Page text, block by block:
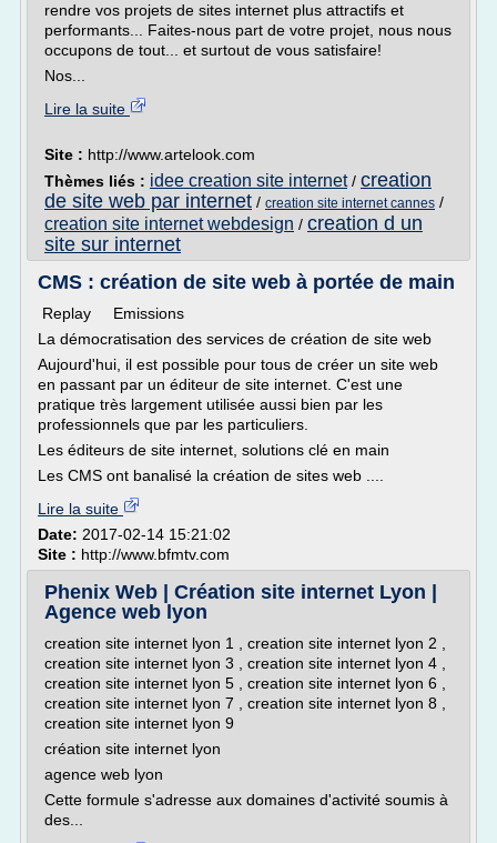
rendre vos projets de sites internet plus attractifs et
performants... Faites-nous part de votre projet, nous nous
occupons de tout... et surtout de vous satisfaire!
Nos...
Lire la suite
Site : http://www.artelook.com
Thèmes liés : idee creation site internet/ creation
de site web par internet / creation site internet cannes /
creation site internet webdesign / creation d un
site sur internet
CMS : création de site web à portée de main
Replay Emissions
La démocratisation des services de création de site web
Aujourd'hui, il est possible pour tous de créer un site web
en passant par un éditeur de site internet. C'est une
pratique très largement utilisée aussi bien par les
professionnels que par les particuliers.
Les éditeurs de site internet, solutions clé en main
Les CMS ont banalisé la création de sites web ....
Lire la suite
Date: 2017-02-14 15:21:02
Site : http://www.bfmtv.com
Phenix Web | Création site internet Lyon |
Agence web lyon
creation site internet lyon 1 , creation site internet lyon 2 ,
creation site internet lyon 3 , creation site internet lyon 4 ,
creation site internet lyon 5 , creation site internet lyon 6 ,
creation site internet lyon 7 , creation site internet lyon 8 ,
creation site internet lyon 9
création site internet lyon
agence web lyon
Cette formule s'adresse aux domaines d'activité soumis à
des...